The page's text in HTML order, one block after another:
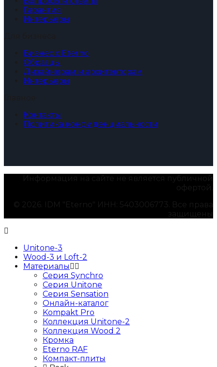
Гарантия
Интерьеры
Бизнес с Eterno
Образцы
Дизайнерам и архитекторам
Интерьеры
Контакты
Политика конфиденциальности
Информация на сайте не является публичной
офертой.
© 2026. IDM "Eterno" ИНН: 5403006773. Все права
защищены
Unitone-3
Wood-3 и Loft-2
Материалы
Серия Synchro
Серия Unitone
Серия Sensation
Онлайн-каталог
Kompakt Pro
Коллекция Unitone-2
Коллекция Wood 2
Кромка
Eterno RAF
Компакт-плиты